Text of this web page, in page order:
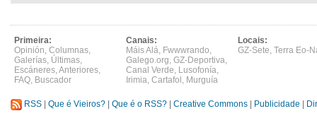
Primeira:
Opinión, Columnas,
Galerías, Últimas,
Escáneres,Anteriores,
FAQ, Buscador
Canais:
Máis Alá, Fwwwrando,
Galego.org, GZ-Deportiva,
Canal Verde, Lusofonía,
Irimia, Cartafol , Murguía
Locais:
GZ-Sete, Terra Eo-
RSS Que é Vieiros? Que é o RSS? Creative Commons Publicidade